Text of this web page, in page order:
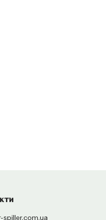
spiller.com.ua